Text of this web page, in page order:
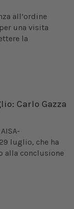
all’ordine
una visita
la
Carlo Gazza
luglio, che ha
alla conclusione